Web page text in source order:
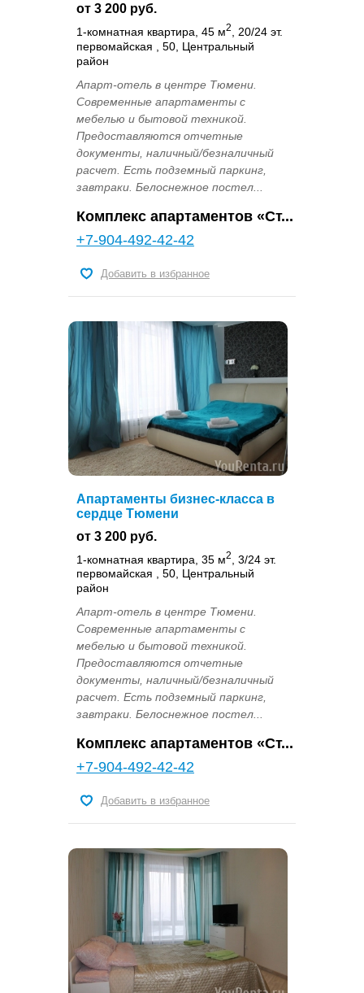
от 3 200 руб.
1-комнатная квартира, 45 м2
, 20/24 эт.
первомайская , 50, Центральный
район
Апарт-отель в центре Тюмени.
Современные апартаменты с
мебелью и бытовой техникой.
Предоставляются отчетные
документы, наличный/безналичный
расчет. Есть подземный паркинг,
завтраки. Белоснежное постел...
Комплекс апартаментов «Ст...
+7-904-492-42-42
Добавить в избранное
Апартаменты бизнес-класса в
сердце Тюмени
от 3 200 руб.
1-комнатная квартира, 35 м2
, 3/24 эт.
первомайская , 50, Центральный
район
Апарт-отель в центре Тюмени.
Современные апартаменты с
мебелью и бытовой техникой.
Предоставляются отчетные
документы, наличный/безналичный
расчет. Есть подземный паркинг,
завтраки. Белоснежное постел...
Комплекс апартаментов «Ст...
+7-904-492-42-42
Добавить в избранное